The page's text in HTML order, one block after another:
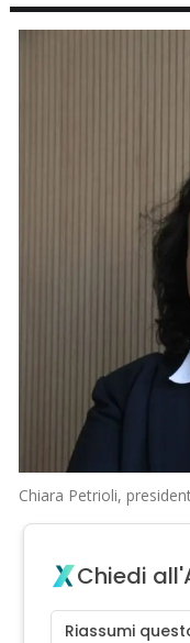
Chiara Petrioli,
Chiedi
Riassumi